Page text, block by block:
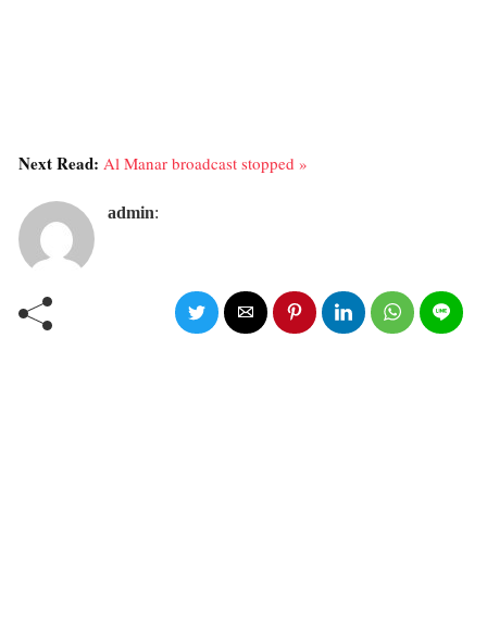
Next Read: Al Manar broadcast stopped »
admin: